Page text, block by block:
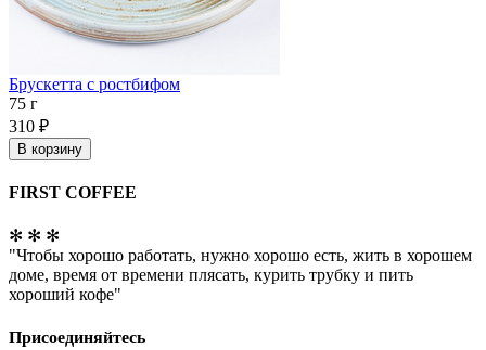
Брускетта с ростбифом
75 г
310 ₽
В корзину
FIRST COFFEE
✻ ✻ ✻
"Чтобы хорошо работать, нужно хорошо есть, жить в хорошем
доме, время от времени плясать, курить трубку и пить
хороший кофе"
Присоединяйтесь